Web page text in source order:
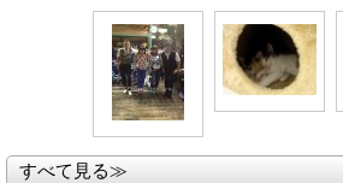
すべて見る≫